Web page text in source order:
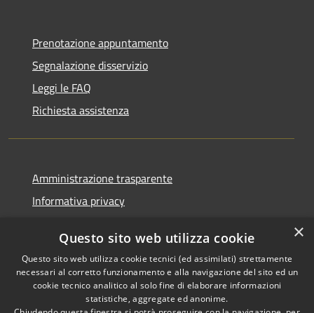
Prenotazione appuntamento
Segnalazione disservizio
Leggi le FAQ
Richiesta assistenza
Amministrazione trasparente
Informativa privacy
Dichiarazione di accessibilità
×
Questo sito web utilizza cookie
Questo sito web utilizza cookie tecnici (ed assimilati) strettamente
necessari al corretto funzionamento e alla navigazione del sito ed un
cookie tecnico analitico al solo fine di elaborare informazioni
statistiche, aggregate ed anonime.